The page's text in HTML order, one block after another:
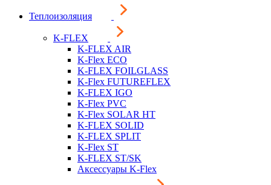
Теплоизоляция
K-FLEX
K-FLEX AIR
K-Flex ECO
K-FLEX FOILGLASS
K-Flex FUTUREFLEX
K-FLEX IGO
K-Flex PVC
K-Flex SOLAR HT
K-FLEX SOLID
K-FLEX SPLIT
K-Flex ST
K-FLEX ST/SK
Аксессуары K-Flex